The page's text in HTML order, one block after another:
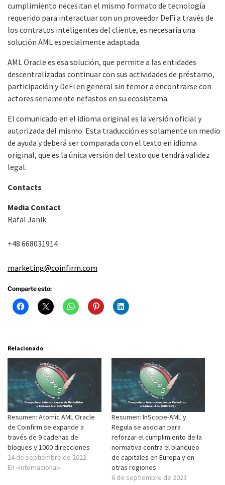
cumplimiento necesitan el mismo formato de tecnología
requerido para interactuar con un proveedor DeFi a través de
los contratos inteligentes del cliente, es necesaria una
solución AML especialmente adaptada.
AML Oracle es esa solución, que permite a las entidades
descentralizadas continuar con sus actividades de préstamo,
participación y DeFi en general sin temor a encontrarse con
actores seriamente nefastos en su ecosistema.
El comunicado en el idioma original es la versión oficial y
autorizada del mismo. Esta traducción es solamente un medio
de ayuda y deberá ser comparada con el texto en idioma
original, que es la única versión del texto que tendrá validez
legal.
Contacts
Media Contact
Rafal Janik
+48 668031914
marketing@coinfirm.com
Comparte esto:
Relacionado
Resumen: Atomic AML Oracle
de Coinfirm se expande a
través de 9 cadenas de
bloques y 1000 direcciones
24 de septiembre de 2022
En «Internacional»
Resumen: InScope-AML y
Regula se asocian para
reforzar el cumplimiento de la
normativa contra el blanqueo
de capitales en Europa y en
otras regiones
6 de septiembre de 2023